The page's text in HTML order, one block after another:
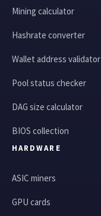
Mining calculator
Hashrate converter
Wallet address validator
Pool status checker
DAG size calculator
BIOS collection
HARDWARE
ASIC miners
GPU cards